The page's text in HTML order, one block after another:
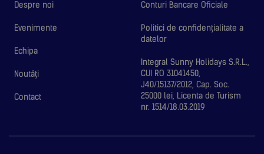
Despre noi
Evenimente
Echipa
Noutăți
Contact
Conturi Bancare Oficiale
Politici de confidențialitate a
datelor
Integral Sunny Holidays S.R.L.,
CUI RO 31041450,
J40/15137/2012, Cap. Soc.
25000 lei, Licenta de Turism
nr. 1514/18.03.2019